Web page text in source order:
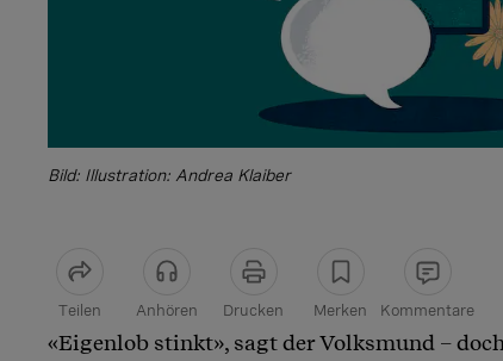
Bild: Illustration: Andrea Klaiber
Teilen Anhören Drucken Merken Kommentare
Artikel teilen
«Eigenlob stinkt», sagt der Volksmund –